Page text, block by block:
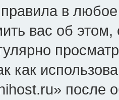
правила в
вас об
как
после